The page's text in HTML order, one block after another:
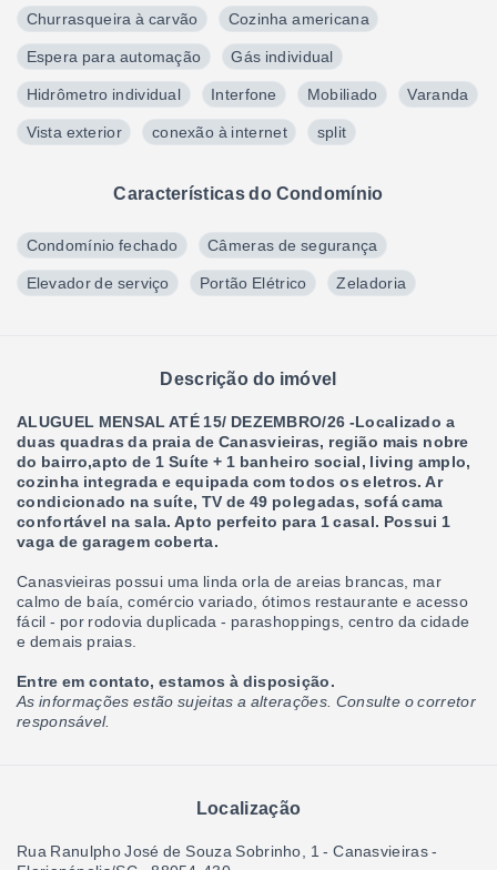
Churrasqueira à carvão Cozinha americana
Espera para automação Gás individual
Hidrômetro individual Interfone Mobiliado Varanda
Vista exterior conexão à internet split
Características do Condomínio
Condomínio fechado Câmeras de segurança
Elevador de serviço Portão Elétrico Zeladoria
Descrição do imóvel
ALUGUEL MENSAL ATÉ 15/ DEZEMBRO/26 -Localizado a
duas quadras da praia de Canasvieiras, região mais nobre
do bairro,apto de 1 Suíte + 1 banheiro social, living amplo,
cozinha integrada e equipada com todos os eletros. Ar
condicionado na suíte, TV de 49 polegadas, sofá cama
confortável na sala. Apto perfeito para 1 casal. Possui 1
vaga de garagem coberta.
Canasvieiras possui uma linda orla de areias brancas, mar
calmo de baía, comércio variado, ótimos restaurante e acesso
fácil - por rodovia duplicada - parashoppings, centro da cidade
e demais praias.
Entre em contato, estamos à disposição.
As informações estão sujeitas a alterações. Consulte o corretor
responsável.
Localização
Rua Ranulpho José de Souza Sobrinho, 1 - Canasvieiras -